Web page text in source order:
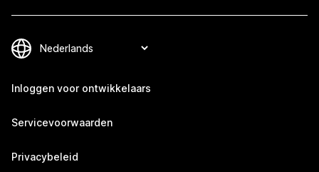
Inloggen voor ontwikkelaars
Servicevoorwaarden
Privacybeleid